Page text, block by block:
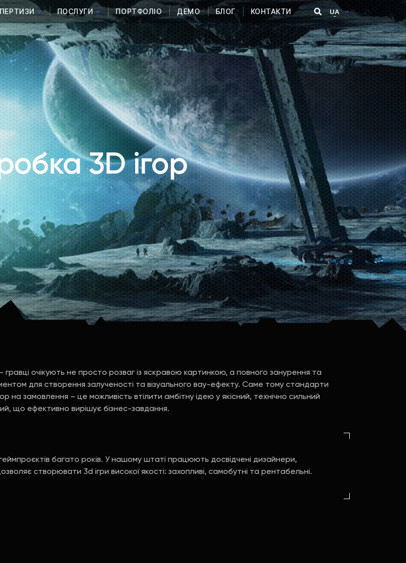
ПОСЛУГИ ПОРТФОЛІО ДЕМО БЛОГ КОНТАКТИ UA
3D ігор
очікують не просто розваг із яскравою картинкою, а повного занурення та
для створення залученості та візуального вау-ефекту. Саме тому стандарти
на замовлення – це можливість втілити амбітну ідею у якісний, технічно сильний
що ефективно вирішує бізнес-завдання.
багато років. У нашому штаті працюють досвідчені дизайнери,
створювати 3d ігри високої якості: захопливі, самобутні та рентабельні.